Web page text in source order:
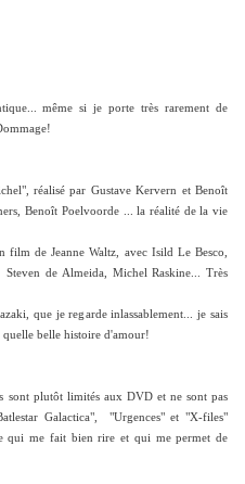
même si je porte très rarement de
réalisé par Gustave Kervern et Benoît
Benoît Poelvoorde ... la réalité de la vie
film de Jeanne Waltz, avec Isild Le Besco,
de Almeida, Michel Raskine... Très
que je regarde inlassablement... je sais
belle histoire d'amour!
sont plutôt limités aux DVD et ne sont pas
Galactica", "Urgences" et "X-files"
qui me fait bien rire et qui me permet de